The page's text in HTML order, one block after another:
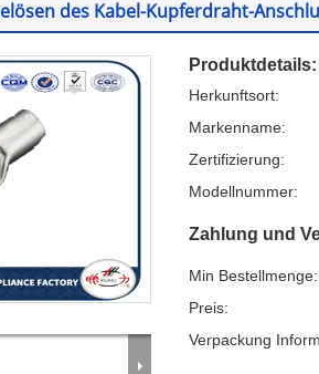
des Kabel-Kupferdraht-
Produktdetails:
Herkunftsort:
Markenname:
Zertifizierung:
Modellnummer:
Zahlung und
Min Bestellmenge:
Preis:
Verpackung